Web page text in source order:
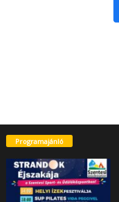
Programajánló